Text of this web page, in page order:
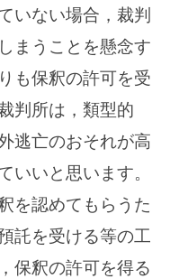
いない場合，裁判
まうことを懸念す
も保釈の許可を受
判所は，類型的
逃亡のおそれが高
いいと思います。
を認めてもらうた
託を受ける等の工
保釈の許可を得る